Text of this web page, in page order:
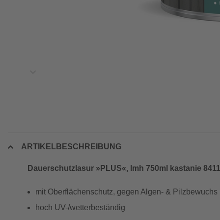
ARTIKELBESCHREIBUNG
Dauerschutzlasur »PLUS«, lmh 750ml kastanie 8411
mit Oberflächenschutz, gegen Algen- & Pilzbewuchs
hoch UV-/wetterbeständig